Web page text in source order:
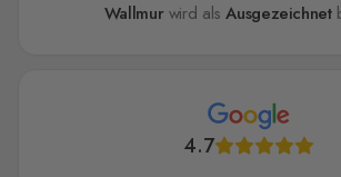
Wallmur wird alsAusgezeichnet
4.7